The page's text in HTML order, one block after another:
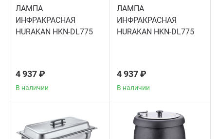
ЛАМПА
ИНФРАКРАСНАЯ
HURAKAN HKN-DL775
4 937 ₽
В наличии
ЛАМПА
ИНФРАКРАСНАЯ
HURAKAN HKN-DL775
4 937 ₽
В наличии